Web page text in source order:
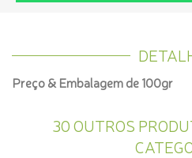
Preço & Embalagem de 100gr
30 OUTROS